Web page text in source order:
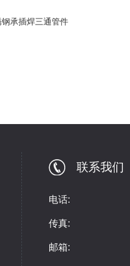
钢承插焊三通管件
联系我们
电话:
传真:
邮箱: